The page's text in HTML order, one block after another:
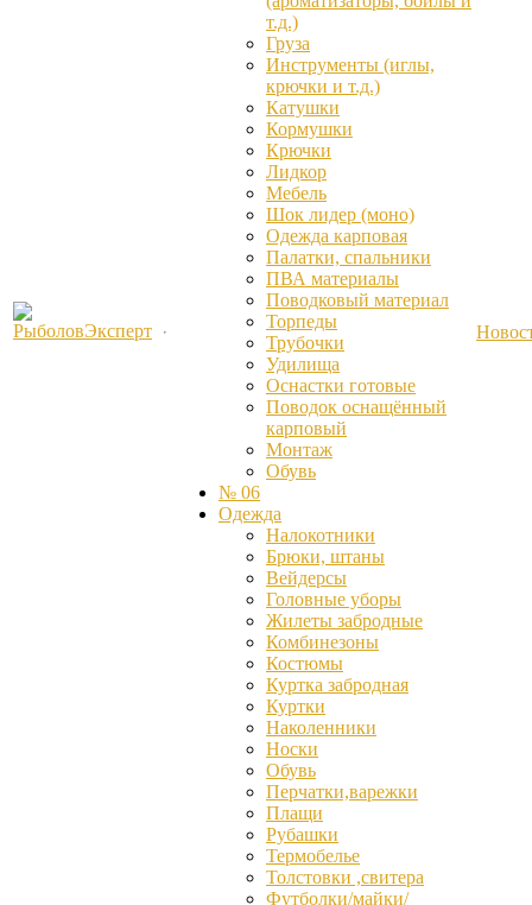
т.д.)
Груза
Инструменты (иглы,
крючки и т.д.)
Катушки
Кормушки
Крючки
Лидкор
Мебель
Шок лидер (моно)
Одежда карповая
Палатки, спальники
ПВА материалы
Поводковый материал
Торпеды
Трубочки
Удилища
Оснастки готовые
Поводок оснащённый
карповый
Монтаж
Обувь
№ 06
Одежда
Налокотники
Брюки, штаны
Вейдерсы
Головные уборы
Жилеты забродные
Комбинезоны
Костюмы
Куртка забродная
Куртки
Наколенники
Носки
Обувь
Перчатки,варежки
Плащи
Рубашки
Термобелье
Толстовки ,свитера
Футболки/майки/